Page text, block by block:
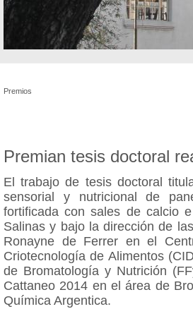
Premios
Premian tesis doctoral
El trabajo de tesis doctoral
sensorial y nutricional de
fortificada con sales de calcio
Salinas y bajo la dirección de
Ronayne de Ferrer en el
Criotecnología de Alimentos
de Bromatología y Nutrición
Cattaneo 2014 en el área de
Química Argentica.